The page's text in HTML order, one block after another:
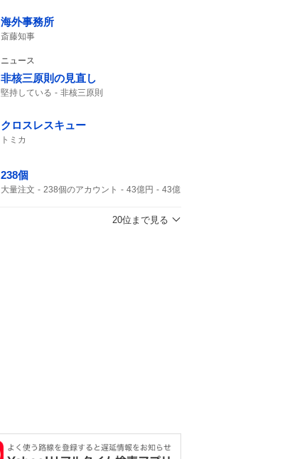
海外事務所
斎藤知事
ニュース
非核三原則の見直し
堅持している 非核三原則
クロスレスキュー
トミカ
238個
大量注文 238個のアカウント 43億円
43億
20位まで見る